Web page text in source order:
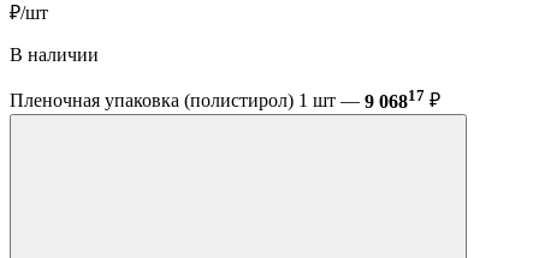
₽/шт
В наличии
Пленочная упаковка (полистирол) 1 шт — 9 06817 ₽